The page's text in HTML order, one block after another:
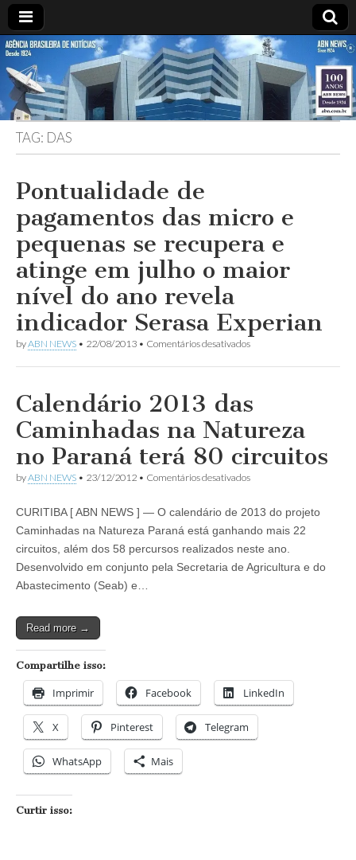
ABN
AGÊNCIA
BRASILEIRA
DE
NOTÍCIAS
DESDE
1924
TAG: DAS
Pontualidade de
pagamentos das micro e
pequenas se recupera e
atinge em julho o maior
nível do ano revela
indicador Serasa Experian
byABN NEWS • 22/08/2013 • Comentários desativadosem
de
micro
pequenas
recupera
atinge
julho
maior
nível
ano
Calendário 2013 das
Caminhadas na Natureza
no Paraná terá 80 circuitos
byABN NEWS • 23/12/2012 • Comentários desativadosem
das
Caminhadas
Natureza
no
CURITIBA [ ABN NEWS ] — O calendário de 2013 do projeto
Caminhadas na Natureza Paraná está ganhando mais 22
circuitos, além dos 58 percursos realizados neste ano.
Desenvolvido em conjunto pela Secretaria de Agricultura e do
Abastecimento (Seab) e…
Read more →
Compartilhe isso:
Imprimir Facebook LinkedIn
X Pinterest Telegram
WhatsApp Mais
Curtir isso: